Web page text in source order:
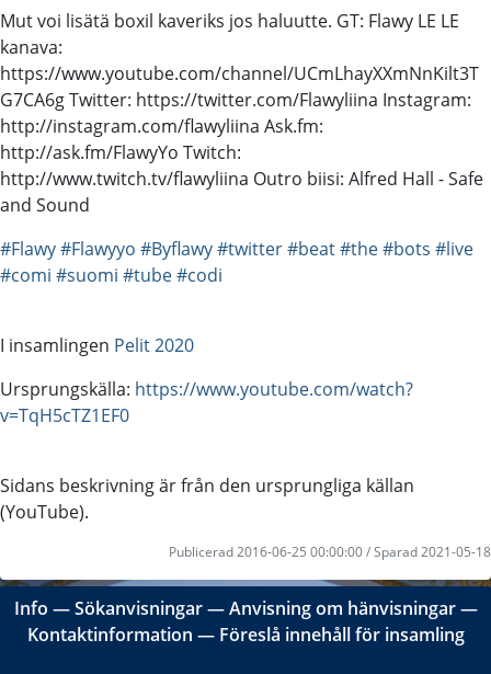
Mut voi lisätä boxil kaveriks jos haluutte. GT: Flawy LE LE
kanava:
https://www.youtube.com/channel/UCmLhayXXmNnKilt3T
G7CA6g Twitter: https://twitter.com/Flawyliina Instagram:
http://instagram.com/flawyliina Ask.fm:
http://ask.fm/FlawyYo Twitch:
http://www.twitch.tv/flawyliina Outro biisi: Alfred Hall - Safe
and Sound
#Flawy#Flawyyo #Byflawy#twitter#beat#the#bots #live
#comi #suomi #tube#codi
I insamlingen Pelit 2020
Ursprungskälla: https://www.youtube.com/watch?
v=TqH5cTZ1EF0
Sidans beskrivning är från den ursprungliga källan
(YouTube).
Publicerad 2016-06-25 00:00:00 / Sparad 2021-05-18
Info ―Sökanvisningar―Anvisning om hänvisningar―
Kontaktinformation ― Föreslå innehåll för insamling